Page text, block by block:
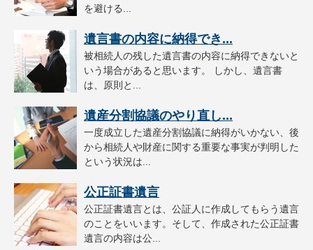
を避ける...
遺言書の内容に納得でき...
被相続人の残した遺言書の内容に納得できないと
いう場合があると思います。 しかし、遺言書
は、原則と...
遺産分割協議のやり直し...
一度成立した遺産分割協議に納得がいかない、後
から相続人や財産に関する重要な事実が判明した
という状況は...
公正証書遺言
公正証書遺言とは、公証人に作成してもらう遺言
のことをいいます。そして、作成された公正証書
遺言の内容は公...